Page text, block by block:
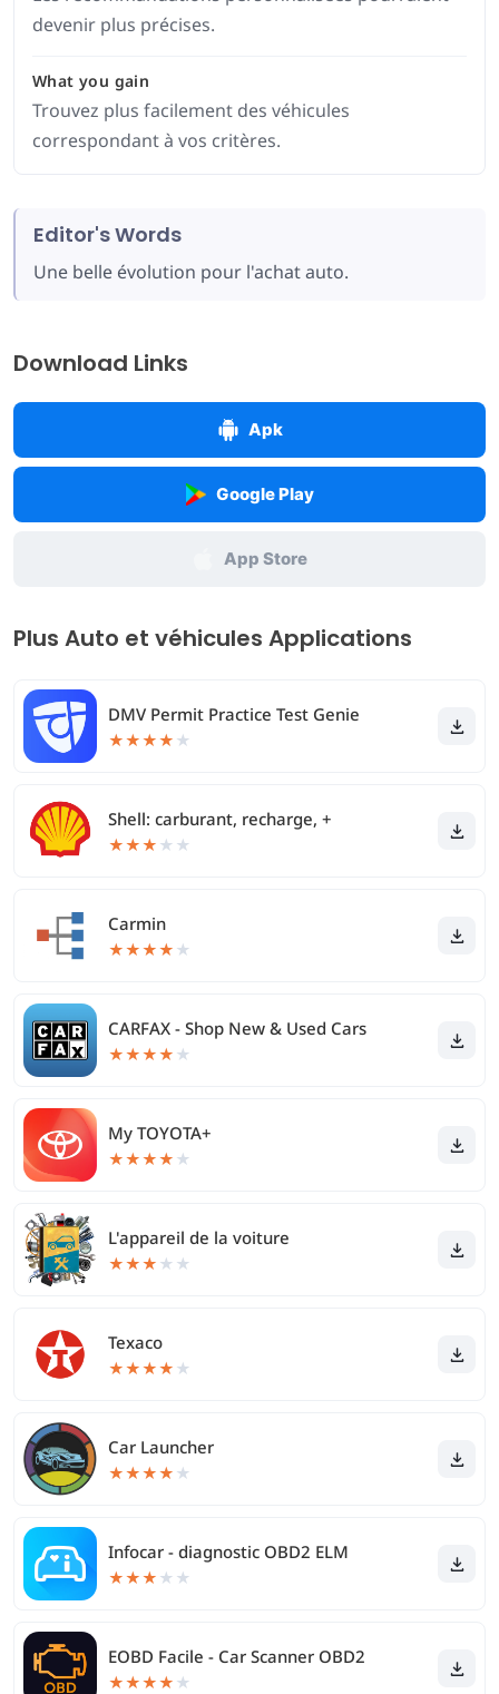
devenir plus précises.
What you gain
Trouvez plus facilement des véhicules
correspondant à vos critères.
Editor's Words
Une belle évolution pour l'achat auto.
Download Links
Apk
Google Play
App Store
Plus Auto et véhicules Applications
DMV Permit Practice Test Genie
★★★★ ★
Shell: carburant, recharge, +
★★★ ★ ★
Carmin
★★★★ ★
CARFAX - Shop New & Used Cars
★★★★ ★
My TOYOTA+
★★★★ ★
L'appareil de la voiture
★★★ ★ ★
Texaco
★★★★ ★
Car Launcher
★★★★ ★
Infocar - diagnostic OBD2 ELM
★★★ ★ ★
EOBD Facile - Car Scanner OBD2
★★★★ ★